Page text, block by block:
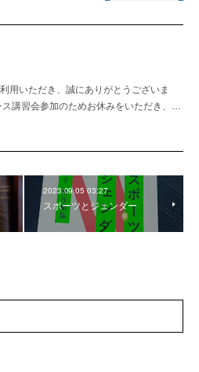
用いただき、誠にありがとうございま
講習会参加のためお休みをいただき、…
2023.09.05 03:27
スポーツとジェンダー